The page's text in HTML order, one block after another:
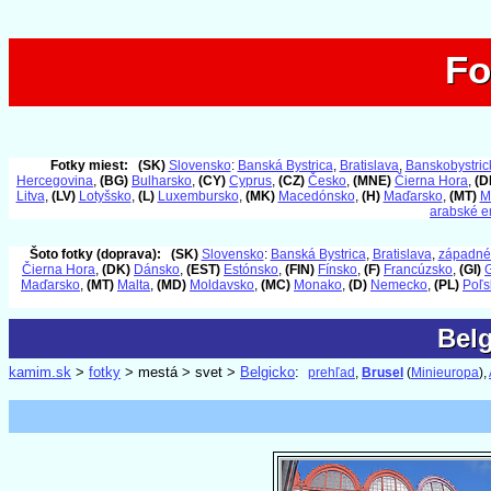
Fotky miest: (SK) Slovensko: Banská Bystrica, Bratislava,
Hercegovina, (BG) Bulharsko, (CY) Cyprus, (CZ) Česko, (MNE) Čierna Hora,
Litva, (LV) Lotyšsko, (L) Luxembursko, (MK) Macedónsko, (H) Maďarsko, (MT)
arabské
Šoto fotky (doprava): (SK) Slovensko: Banská Bystrica, Bratislava,
Čierna Hora, (DK) Dánsko, (EST) Estónsko, (FIN) Fínsko, (F) Francúzsko, (GI)
Maďarsko, (MT) Malta, (MD) Moldavsko, (MC) Monako, (D) Nemecko, (PL)
kamim.sk > fotky > mestá > svet > Belgicko: prehľad , Brusel (Minieuropa),